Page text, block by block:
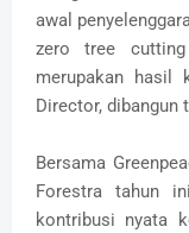
awal
zero tree
merupakan hasil
Director, dibangun
Bersama
Forestra tahun
kontribusi nyata